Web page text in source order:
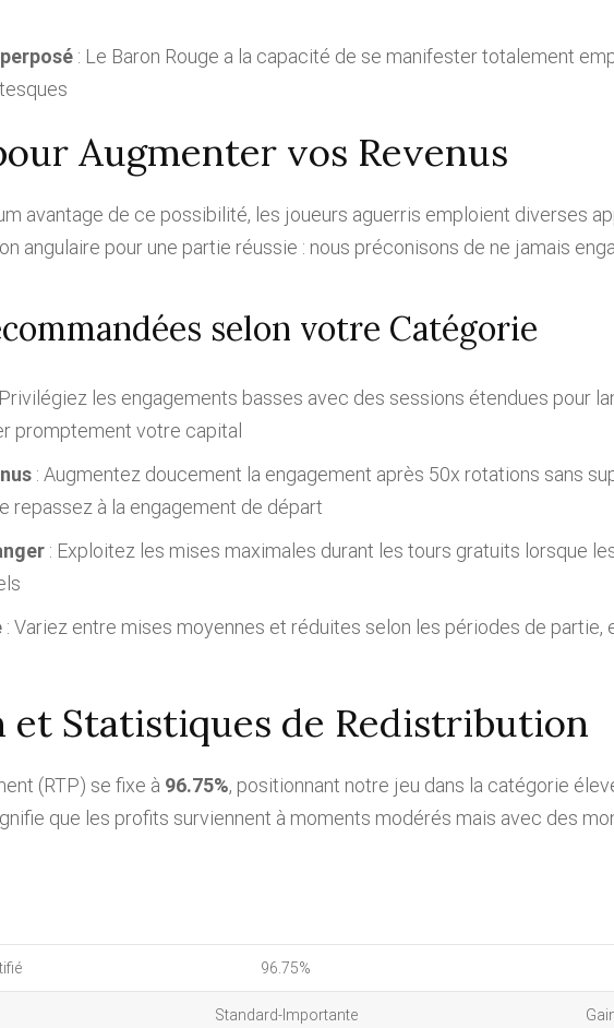
: Le Baron Rouge a la capacité de se manifester totalement
Augmenter vos Revenus
avantage de ce possibilité, les joueurs aguerris emploient diverses
angulaire pour une partie réussie : nous préconisons de ne jamais
selon votre Catégorie
les engagements basses avec des sessions étendues pour
promptement votre capital
: Augmentez doucement la engagement après 50x rotations sans
repassez à la engagement de départ
: Exploitez les mises maximales durant les tours gratuits lorsque
: Variez entre mises moyennes et réduites selon les périodes de
et Statistiques de Redistribution
(RTP) se fixe à 96.75%, positionnant notre jeu dans la catégorie
que les profits surviennent à moments modérés mais avec des
96.75%
Standard-Importante